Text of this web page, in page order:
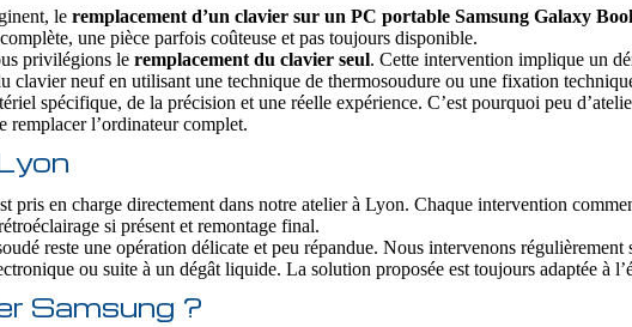
le remplacement d’un clavier sur un PC portable Samsung Galaxy
une pièce parfois coûteuse et pas toujours disponible.
privilégions le remplacement du clavier seul. Cette intervention implique un
clavier neuf en utilisant une technique de thermosoudure ou une fixation
spécifique, de la précision et une réelle expérience. C’est pourquoi peu
remplacer l’ordinateur complet.
pris en charge directement dans notre atelier à Lyon. Chaque intervention
si présent et remontage final.
reste une opération délicate et peu répandue. Nous intervenons régulièrement
ou suite à un dégât liquide. La solution proposée est toujours adaptée à
Samsung ?